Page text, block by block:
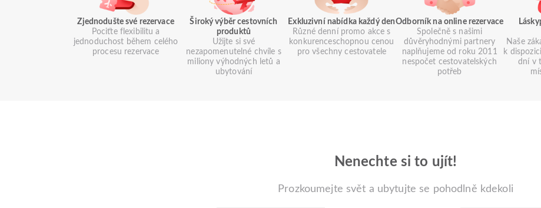
Zjednodušte své rezervace
Pociťte flexibilitu a
jednoduchost během celého
procesu rezervace
Široký výběr cestovních
produktů
Užijte si své
nezapomenutelné chvíle s
miliony výhodných letů a
ubytování
Exkluzivní nabídka každý den
Různé denní promo akce s
konkurenceschopnou cenou
pro všechny cestovatele
Odborník na online rezervace
Společně s našimi
důvěryhodnými partnery
naplňujeme od roku 2011
nespočet cestovatelských
potřeb
Naše
k
dní v
Nenechte si to ujít!
Prozkoumejte svět a ubytujte se pohodlně kdekoli